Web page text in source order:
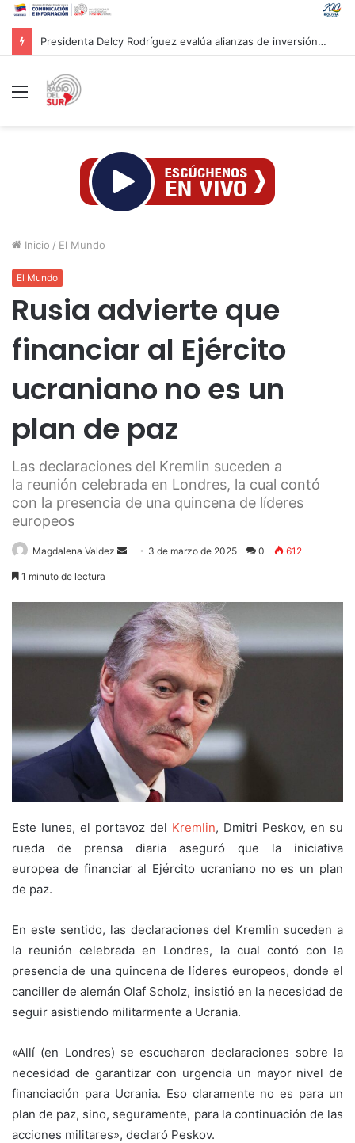
Presidenta Delcy Rodríguez evalúa alianzas de inversión en hidrocarburos con Cámara Africana de Energía
Menú
Inicio / El Mundo
El Mundo
Rusia advierte que
financiar al Ejército
ucraniano no es un
plan de paz
Las declaraciones del Kremlin suceden a
la reunión celebrada en Londres, la cual contó
con la presencia de una quincena de líderes
europeos
Magdalena Valdez
Send 3 de marzo de 2025 0 612
1 minuto de lectura
Este lunes, el portavoz del Kremlin, Dmitri Peskov, en su
rueda de prensa diaria aseguró que la iniciativa
europea de financiar al Ejército ucraniano no es un plan
de paz.
En este sentido, las declaraciones del Kremlin suceden a
la reunión celebrada en Londres, la cual contó con la
presencia de una quincena de líderes europeos, donde el
canciller de alemán Olaf Scholz, insistió en la necesidad de
seguir asistiendo militarmente a Ucrania.
«Allí (en Londres) se escucharon declaraciones sobre la
necesidad de garantizar con urgencia un mayor nivel de
financiación para Ucrania. Eso claramente no es para un
plan de paz, sino, seguramente, para la continuación de las
acciones militares», declaró Peskov.